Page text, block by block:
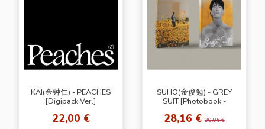
KAI(金钟仁) - PEACHES
[Digipack Ver.]
22,00 €
SUHO(金俊勉) - GREY
SUIT [Photobook -
28,16 €30,95 €